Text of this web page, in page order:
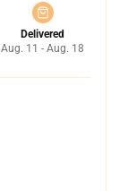
Delivered
Aug. 11 - Aug. 18